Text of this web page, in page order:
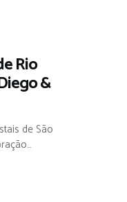
Rio
&
de São